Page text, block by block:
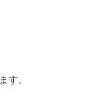
す。